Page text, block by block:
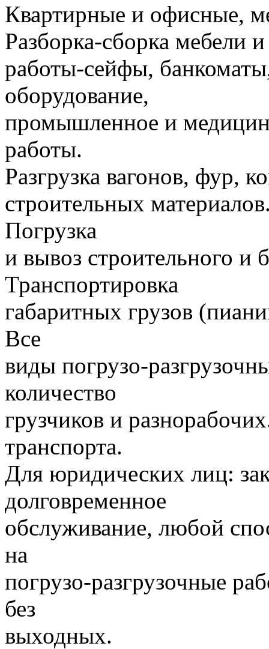
Квартирные и офисные,
Разборка-сборка мебели
работы-сейфы,
оборудование,
промышленное и
работы.
Разгрузка вагонов, фур,
строительных
Погрузка
и вывоз строительного и
Транспортировка
габаритных грузов
Все
виды погрузо-
количество
грузчиков и
транспорта.
Для юридических лиц:
долговременное
обслуживание, любой
на
погрузо-разгрузочные
без
выходных.